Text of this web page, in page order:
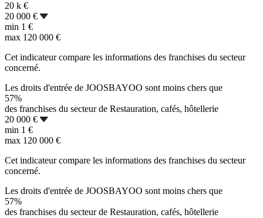
20 k €
20 000 €
min 1 €
max 120 000 €
Cet indicateur compare les informations des franchises du secteur
concerné.
Les droits d'entrée de JOOSBAYOO sont moins chers que
57%
des franchises du secteur de Restauration, cafés, hôtellerie
20 000 €
min 1 €
max 120 000 €
Cet indicateur compare les informations des franchises du secteur
concerné.
Les droits d'entrée de JOOSBAYOO sont moins chers que
57%
des franchises du secteur de Restauration, cafés, hôtellerie